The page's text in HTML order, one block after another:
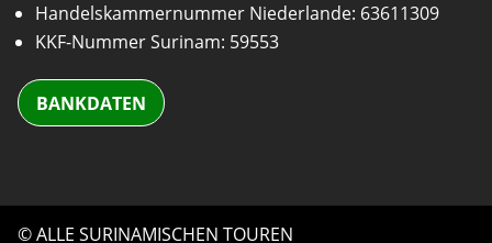
Handelskammernummer Niederlande: 63611309
KKF-Nummer Surinam: 59553
BANKDATEN
© ALLE SURINAMISCHEN TOUREN